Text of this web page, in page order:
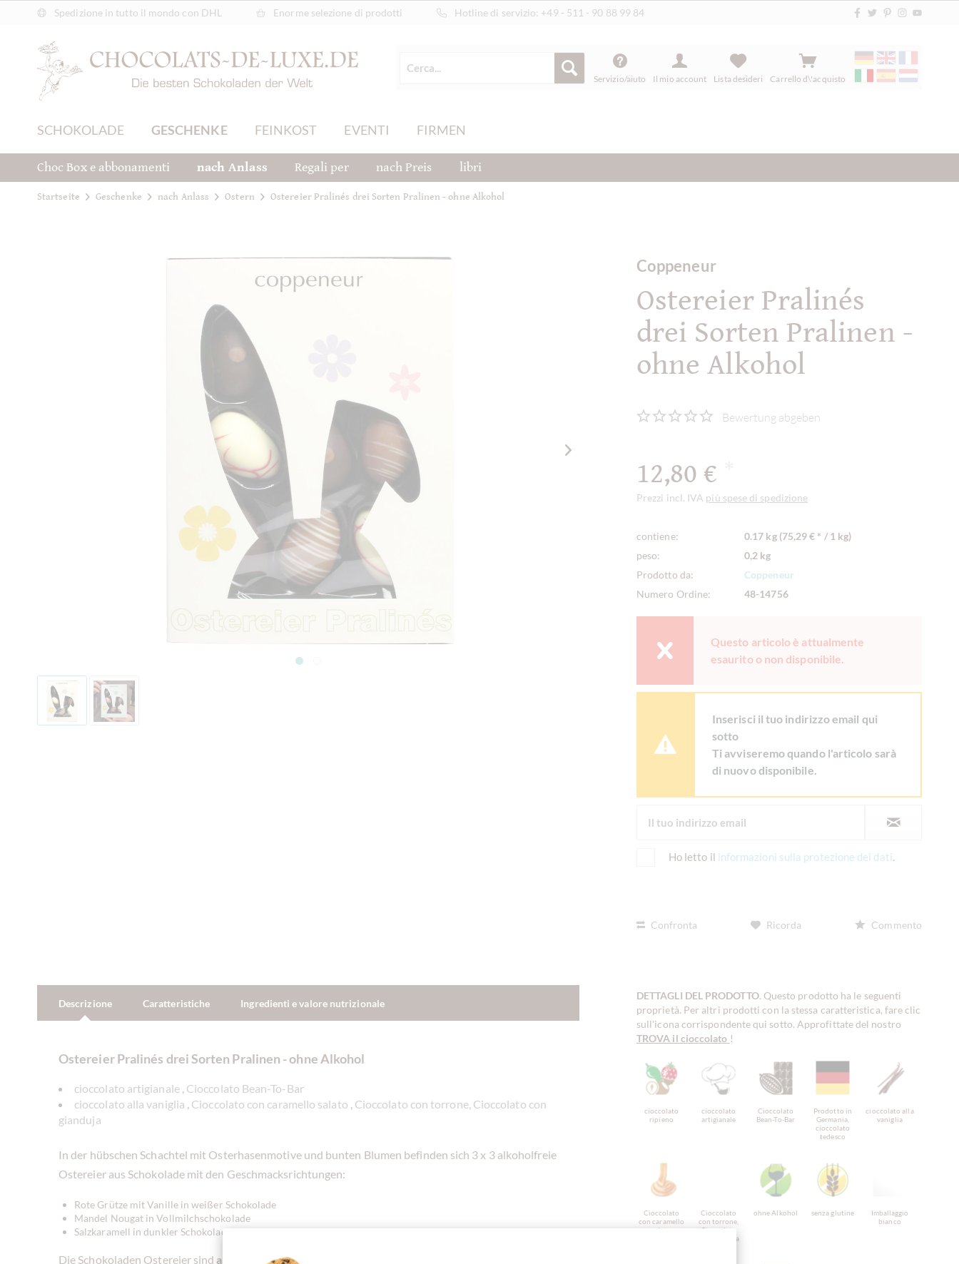
Spedizione in tutto il mondo con DHL Enorme selezione di prodotti Hotline di servizio: +49 - 511 - 90 88 99 84
Servizio/aiuto Il mio account Lista desideri Carrello d\'acquisto
SCHOKOLADE GESCHENKE FEINKOST EVENTI FIRMEN
Choc Box e abbonamenti nach Anlass Regali per nach Preis libri
Startseite Geschenke nach Anlass Ostern Ostereier Pralinés drei Sorten Pralinen - ohne Alkohol
Coppeneur
Ostereier Pralinés
drei Sorten Pralinen -
ohne Alkohol
Bewertung abgeben
12,80 €
Prezzi incl. IVA più spese di spedizione
contiene:
0.17 kg (75,29 € * / 1 kg)
peso:
0,2 kg
Prodotto da:
Coppeneur
Numero Ordine:
48-14756
Questo articolo è attualmente
esaurito o non disponibile.
Inserisci il tuo indirizzo email qui
sotto
Ti avviseremo quando l'articolo sarà
di nuovo disponibile.
Ho letto il informazioni sulla protezione dei dati.
Confronta Ricorda Commento
Descrizione Caratteristiche Ingredienti e valore nutrizionale
Ostereier Pralinés drei Sorten Pralinen - ohne Alkohol
cioccolato artigianale , Cioccolato Bean-To-Bar
cioccolato alla vaniglia , Cioccolato con caramello salato , Cioccolato con torrone, Cioccolato con
gianduja
In der hübschen Schachtel mit Osterhasenmotive und bunten Blumen befinden sich 3 x 3 alkoholfreie
Ostereier aus Schokolade mit den Geschmacksrichtungen:
Rote Grütze mit Vanille in weißer Schokolade
Mandel Nougat in Vollmilchschokolade
Salzkaramell in dunkler Schokolade
Die Schokoladen Ostereier sind alkoholfreiund werden in der Manufaktur von
DETTAGLI DEL PRODOTTO. Questo prodotto ha le seguenti
proprietà. Per altri prodotti con la stessa caratteristica, fare clic
sull'icona corrispondente qui sotto. Approfittate del nostro
TROVA il cioccolato !
cioccolato
ripieno
cioccolato
artigianale
Cioccolato
Bean-To-Bar
Prodotto in
Germania,
cioccolato
tedesco
cioccolato alla
vaniglia
Cioccolato
con caramello
salato
Cioccolato
con torrone,
Cioccolato
con gianduja
ohne Alkohol senza glutine
Imballaggio
bianco